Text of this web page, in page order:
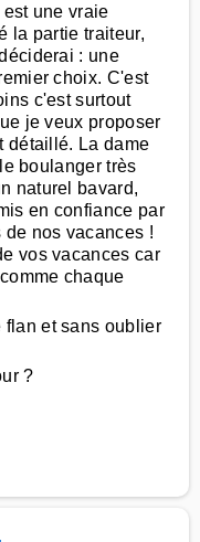
une vraie
la partie traiteur,
: une
choix. C'est
c'est surtout
je veux proposer
détaillé. La dame
boulanger très
naturel bavard,
en confiance par
nos vacances !
vos vacances car
chaque
flan et sans oublier
?